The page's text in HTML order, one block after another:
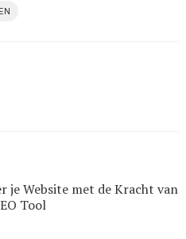
je Website met de Kracht van
Tool